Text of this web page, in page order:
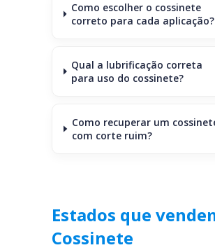
Como escolher o cossinete
correto para cada aplicação?
Qual a lubrificação correta
para uso do cossinete?
Como recuperar um
com corte ruim?
Estados que
Cossinete